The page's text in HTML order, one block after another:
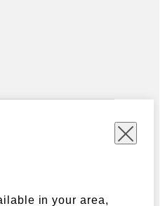
in your area,